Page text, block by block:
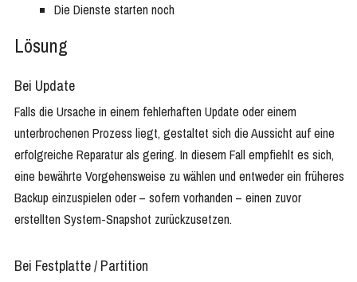
Die Dienste starten noch
Lösung
Bei Update
Falls die Ursache in einem fehlerhaften Update oder einem
unterbrochenen Prozess liegt, gestaltet sich die Aussicht auf eine
erfolgreiche Reparatur als gering. In diesem Fall empfiehlt es sich,
eine bewährte Vorgehensweise zu wählen und entweder ein früheres
Backup einzuspielen oder – sofern vorhanden – einen zuvor
erstellten System-Snapshot zurückzusetzen.
Bei Festplatte / Partition